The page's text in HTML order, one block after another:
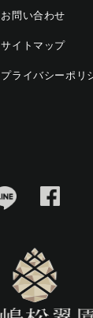
お問い合わせ
サイトマップ
プライバシーポリ